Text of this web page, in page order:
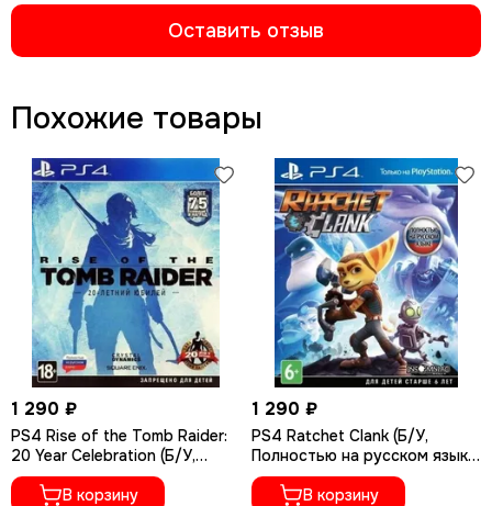
Оставить отзыв
Похожие товары
1 290 ₽
PS4 Rise of the Tomb Raider:
20 Year Celebration (Б/У,
Полностью на русском языке,
CUSA-05716)
В корзину
1 290 ₽
PS4 Ratchet Сlank (Б/У,
Полностью на русском языке,
CUSA-01073)
В корзину